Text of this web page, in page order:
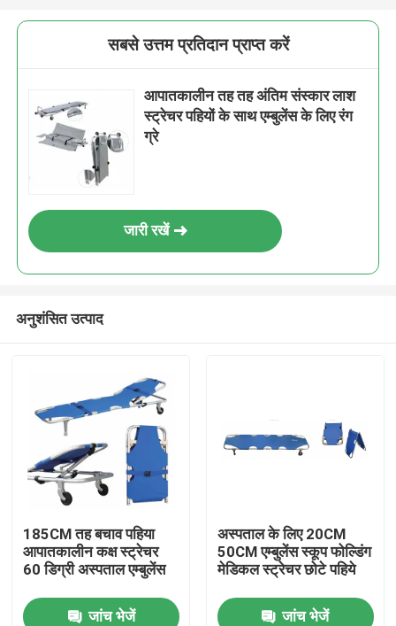
सबसे उत्तम प्रतिदान प्राप्त करें
आपातकालीन तह तह अंतिम संस्कार लाश
स्ट्रेचर पहियों के साथ एम्बुलेंस के लिए रंग
ग्रे
जारी रखें
अनुशंसित उत्पाद
185CM तह बचाव पहिया
आपातकालीन कक्ष स्ट्रेचर
60 डिग्री अस्पताल एम्बुलेंस
जांच भेजें
अस्पताल के लिए 20CM
50CM एम्बुलेंस स्कूप फोल्डिंग
मेडिकल स्ट्रेचर छोटे पहिये
जांच भेजें